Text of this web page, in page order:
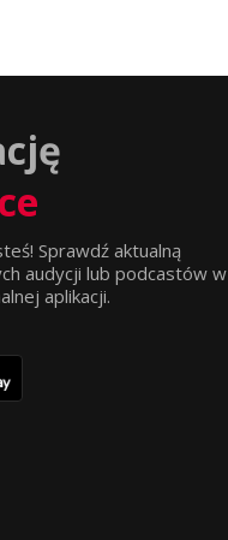
Sprawdź aktualną
audycji lub podcastów w
aplikacji.